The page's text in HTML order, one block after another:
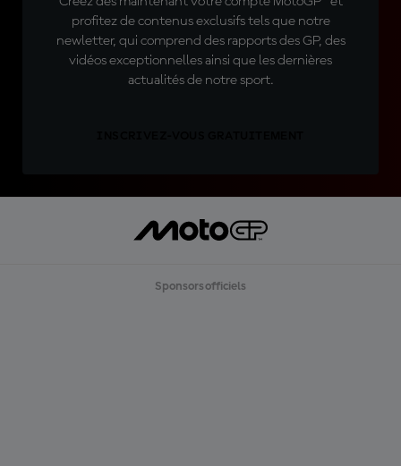
profitez de contenus exclusifs tels que notre
newletter, qui comprend des rapports des GP, des
vidéos exceptionnelles ainsi que les dernières
actualités de notre sport.
Sponsors officiels